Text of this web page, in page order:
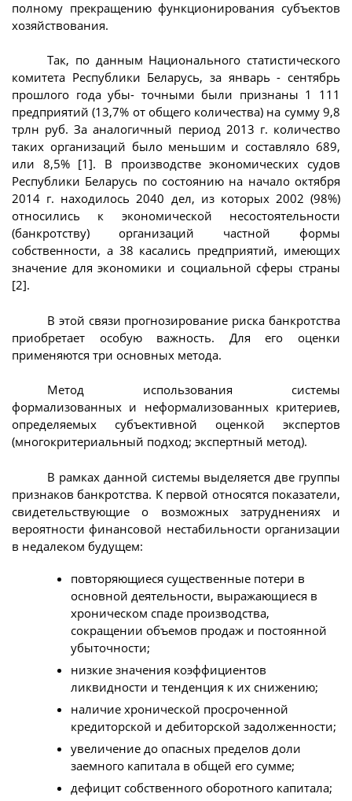
полному прекращению функционирования субъектов
хозяйствования.
Так, по данным Национального статистического
комитета Республики Беларусь, за январь - сентябрь
прошлого года убы- точными были признаны 1 111
предприятий (13,7% от общего количества) на сумму 9,8
трлн руб. За аналогичный период 2013 г. количество
таких организаций было меньшим и составляло 689,
или 8,5% [1]. В производстве экономических судов
Республики Беларусь по состоянию на начало октября
2014 г. находилось 2040 дел, из которых 2002 (98%)
относились к экономической несостоятельности
(банкротству) организаций частной формы
собственности, а 38 касались предприятий, имеющих
значение для экономики и социальной сферы страны
[2].
В этой связи прогнозирование риска банкротства
приобретает особую важность. Для его оценки
применяются три основных метода.
Метод использования системы
формализованных и неформализованных критериев,
определяемых субъективной оценкой экспертов
(многокритериальный подход; экспертный метод).
В рамках данной системы выделяется две группы
признаков банкротства. К первой относятся показатели,
свидетельствующие о возможных затруднениях и
вероятности финансовой нестабильности организации
в недалеком будущем:
повторяющиеся существенные потери в
основной деятельности, выражающиеся в
хроническом спаде производства,
сокращении объемов продаж и постоянной
убыточности;
низкие значения коэффициентов
ликвидности и тенденция к их снижению;
наличие хронической просроченной
кредиторской и дебиторской задолженности;
увеличение до опасных пределов доли
заемного капитала в общей его сумме;
дефицит собственного оборотного капитала;